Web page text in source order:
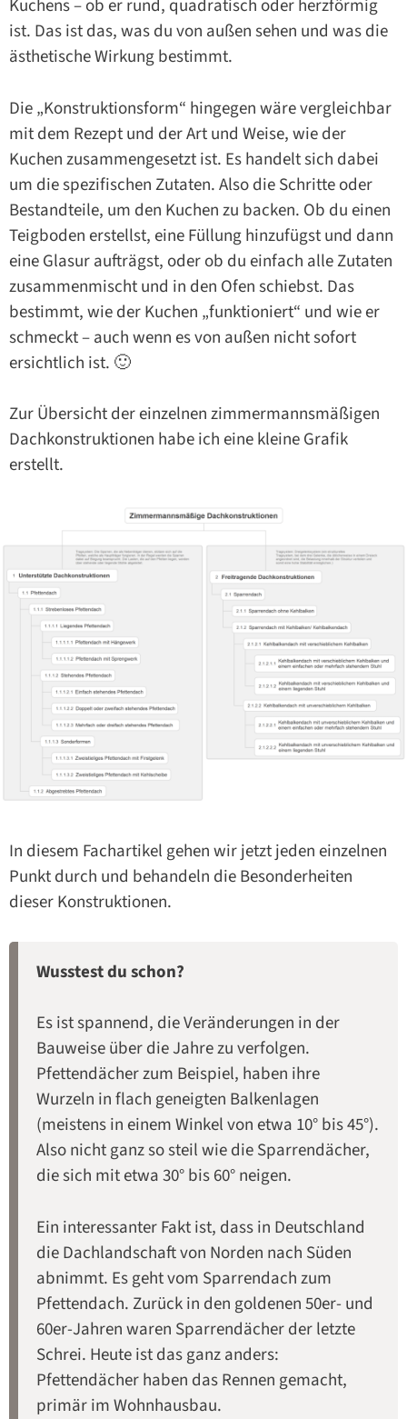
Kuchens – ob er rund, quadratisch oder herzförmig
ist. Das ist das, was du von außen sehen und was die
ästhetische Wirkung bestimmt.
Die „Konstruktionsform“ hingegen wäre vergleichbar
mit dem Rezept und der Art und Weise, wie der
Kuchen zusammengesetzt ist. Es handelt sich dabei
um die spezifischen Zutaten. Also die Schritte oder
Bestandteile, um den Kuchen zu backen. Ob du einen
Teigboden erstellst, eine Füllung hinzufügst und dann
eine Glasur aufträgst, oder ob du einfach alle Zutaten
zusammenmischt und in den Ofen schiebst. Das
bestimmt, wie der Kuchen „funktioniert“ und wie er
schmeckt – auch wenn es von außen nicht sofort
ersichtlich ist. 🙂
Zur Übersicht der einzelnen zimmermannsmäßigen
Dachkonstruktionen habe ich eine kleine Grafik
erstellt.
In diesem Fachartikel gehen wir jetzt jeden einzelnen
Punkt durch und behandeln die Besonderheiten
dieser Konstruktionen.
Wusstest du schon?
Es ist spannend, die Veränderungen in der
Bauweise über die Jahre zu verfolgen.
Pfettendächer zum Beispiel, haben ihre
Wurzeln in flach geneigten Balkenlagen
(meistens in einem Winkel von etwa 10° bis 45°).
Also nicht ganz so steil wie die Sparrendächer,
die sich mit etwa 30° bis 60° neigen.
Ein interessanter Fakt ist, dass in Deutschland
die Dachlandschaft von Norden nach Süden
abnimmt. Es geht vom Sparrendach zum
Pfettendach. Zurück in den goldenen 50er- und
60er-Jahren waren Sparrendächer der letzte
Schrei. Heute ist das ganz anders:
Pfettendächer haben das Rennen gemacht,
primär im Wohnhausbau.